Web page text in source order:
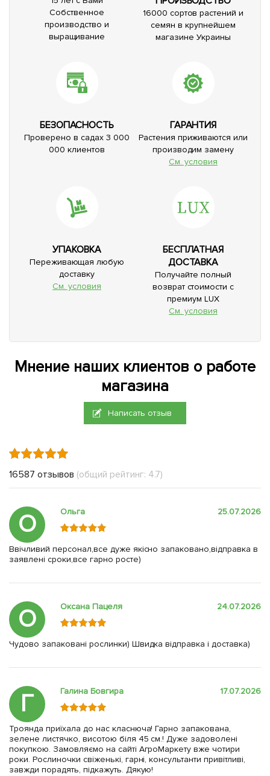
Собственное
производство и
выращивание
16000 сортов растений и
семян в крупнейшем
магазине Украины
БЕЗОПАСНОСТЬ
Проверено в садах 3 000
000 клиентов
ГАРАНТИЯ
Растения приживаются или
производим замену
См. условия
УПАКОВКА
Переживающая любую
доставку
См. условия
БЕСПЛАТНАЯ
ДОСТАВКА
Получайте полный
возврат стоимости с
премиум LUX
См. условия
Мнение наших клиентов о работе
магазина
Написать отзыв
16587 отзывов (общий рейтинг: 4.7)
О Ольга 25.07.2026
Ввічливий персонал,все дуже якісно запаковано,відправка в
заявлені сроки,все гарно росте)
О Оксана Пацеля 24.07.2026
Чудово запаковані рослинки) Швидка відправка і доставка)
Г Галина Бовгира 17.07.2026
Троянда приїхала до нас класнюча! Гарно запакована,
зелене листячко, висотою біля 45 см.! Дуже задоволені
покупкою. Замовляємо на сайті АгроМаркету вже чотири
роки. Рослиночки свіженькі, гарні, консультанти привітливі,
завжди порадять, підкажуть. Дякую!